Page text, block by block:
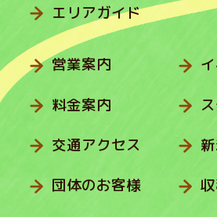
エリアガイド
営業案内
料金案内
交通アクセス
団体のお客様